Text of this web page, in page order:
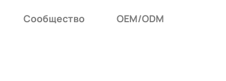
Сообщество OEM/ODM